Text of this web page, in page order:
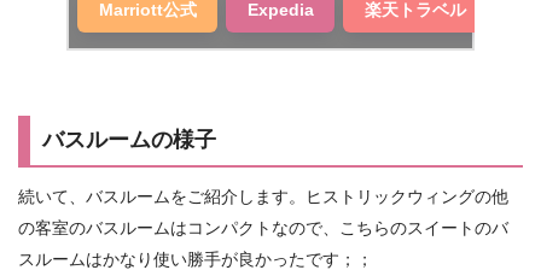
Marriott公式 Expedia 楽天トラベル
バスルームの様子
続いて、バスルームをご紹介します。ヒストリックウィングの他
の客室のバスルームはコンパクトなので、こちらのスイートのバ
スルームはかなり使い勝手が良かったです；；